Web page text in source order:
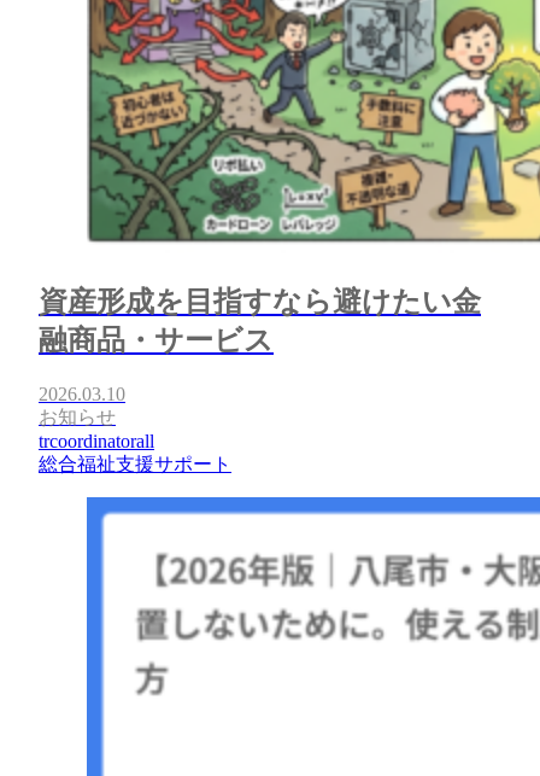
資産形成を目指すなら避けたい金
融商品・サービス
2026.03.10
お知らせ
trcoordinatorall
総合福祉支援サポート